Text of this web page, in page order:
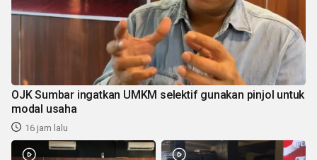
OJK Sumbar ingatkan UMKM selektif gunakan pinjol untuk
modal usaha
16 jam lalu